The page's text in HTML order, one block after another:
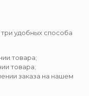
удобных способа
товара;
товара;
заказа на нашем